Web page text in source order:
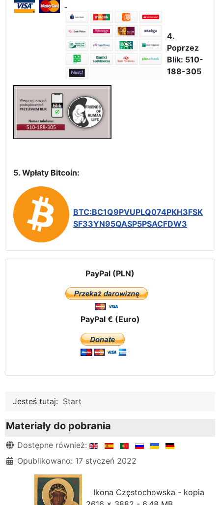
4.
Poprzez
Blik: 510-
188-305
5. Wpłaty Bitcoin:
BTC:BC1Q9PVUPLQ074PKH3FSK
SF33YN95QASP5PSACFDW3
PayPal (PLN)
PayPal € (Euro)
Jesteś tutaj: Start
Materiały do pobrania
Szczegóły
Dostępne również:
Opublikowano: 17 styczeń 2022
Ikona Częstochowska - kopia